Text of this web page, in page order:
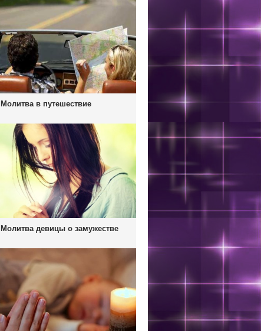
Молитва в путешествие
Молитва девицы о замужестве